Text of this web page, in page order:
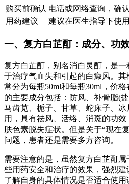
购买前确认 电话或网络查询，确
用药建议
建议在医生指导下使用
一、复方白芷酊：成分、功
复方白芷酊，别名消白灵酊，是
于治疗气血失和引起的白癜风。
常分为每瓶50ml和每瓶30ml，价
的主要成分包括：防风、补骨脂(
马齿苋、栀子、甘草、蛇床子、
用，具有祛风、活络、消斑的功
肤色素脱失症状。但是关于“现在
问题，患者还是需要多方咨询。
需要注意的是，虽然复方白芷酊
些用药安全和治疗的效果，强烈建
了解自身的具体情况是否适合使用